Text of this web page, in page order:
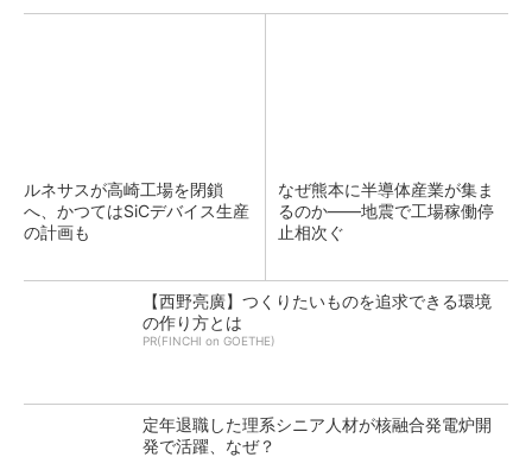
ルネサスが高崎工場を閉鎖
へ、かつてはSiCデバイス生産
の計画も
なぜ熊本に半導体産業が集ま
るのか――地震で工場稼働停
止相次ぐ
【西野亮廣】つくりたいものを追求できる環境
の作り方とは
PR(FINCHI on GOETHE)
定年退職した理系シニア人材が核融合発電炉開
発で活躍、なぜ？